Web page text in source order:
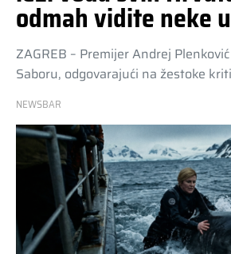
odmah vidite neke
ZAGREB – Premijer Andrej
Saboru, odgovarajući na žestoke
NEWSBAR